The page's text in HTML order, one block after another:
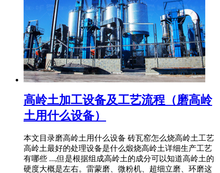
高岭土加工设备及工艺流程（磨高岭
土用什么设备）
本文目录磨高岭土用什么设备 砖瓦窑怎么烧高岭土工艺
高岭土最好的处理设备是什么煅烧高岭土详细生产工艺
有哪些 ...,但是根据组成高岭土的成分可以知道高岭土的
硬度大概是左右。雷蒙磨、微粉机、超细立磨、环磨这